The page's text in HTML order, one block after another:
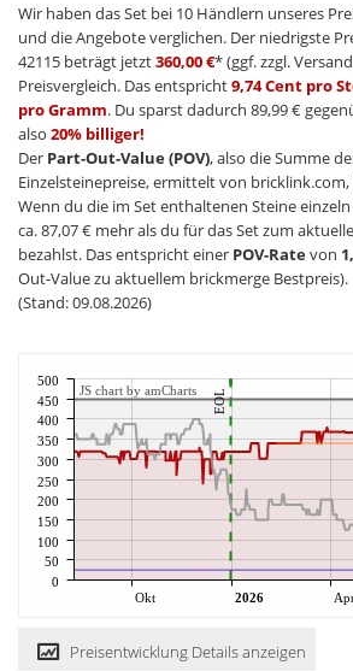
Wir haben das Set bei 10 Händlern unseres
und die Angebote verglichen. Der niedrigste
42115 beträgt jetzt360,00 €* (ggf. zzgl.
Preisvergleich. Das entspricht9,74 Cent pro
pro Gramm. Du sparst dadurch 89,99 €
also 20% billiger!
Der Part-Out-Value (POV), also die Summe
Einzelsteinepreise, ermittelt von bricklink.com,
Wenn du die im Set enthaltenen Steine
ca. 87,07 € mehr als du für das Set zum
bezahlst. Das entspricht einer POV-Ratevon
Out-Value zu aktuellem brickmerge Bestpreis).
(Stand: 09.08.2026)
Okt 2026
EOL
0
50
100
150
200
250
300
350
400
450
500
JS chart by amCharts
Preisentwicklung Details anzeigen